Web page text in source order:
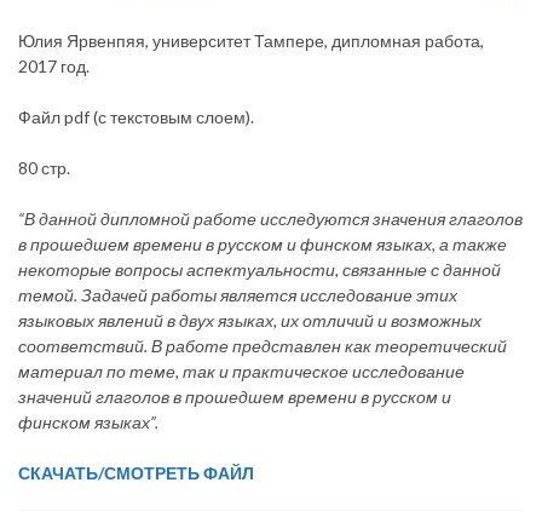
Юлия Ярвенпяя, университет Тампере, дипломная работа,
2017 год.
Файл pdf (с текстовым слоем).
80 стр.
“В данной дипломной работе исследуются значения глаголов
в прошедшем времени в русском и финском языках, а также
некоторые вопросы аспектуальности, связанные с данной
темой. Задачей работы является исследование этих
языковых явлений в двух языках, их отличий и возможных
соответствий. В работе представлен как теоретический
материал по теме, так и практическое исследование
значений глаголов в прошедшем времени в русском и
финском языках”.
СКАЧАТЬ/СМОТРЕТЬ ФАЙЛ